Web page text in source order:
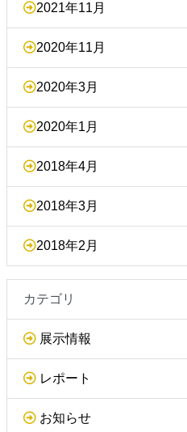
2021年11月
2020年11月
2020年3月
2020年1月
2018年4月
2018年3月
2018年2月
カテゴリ
展示情報
レポート
お知らせ